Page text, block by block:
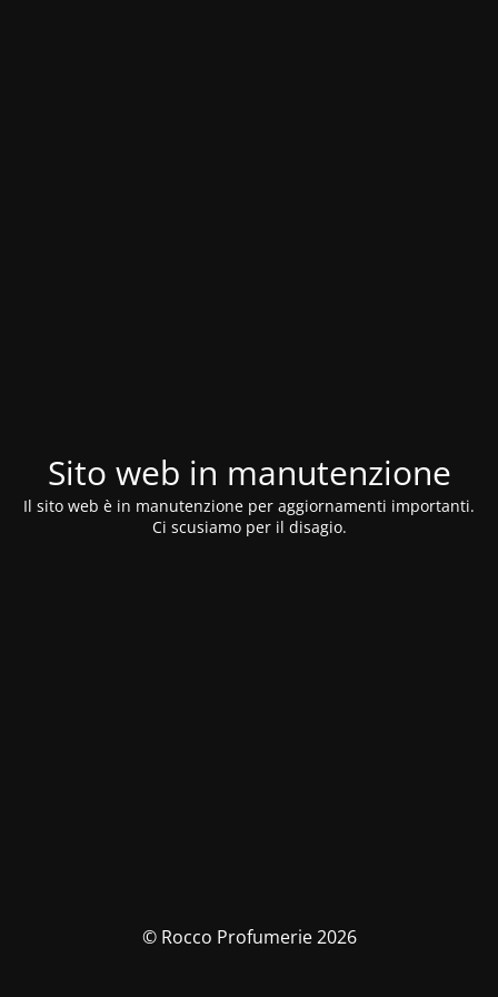
Sito web in manutenzione
Il sito web è in manutenzione per aggiornamenti importanti.
Ci scusiamo per il disagio.
© Rocco Profumerie 2026